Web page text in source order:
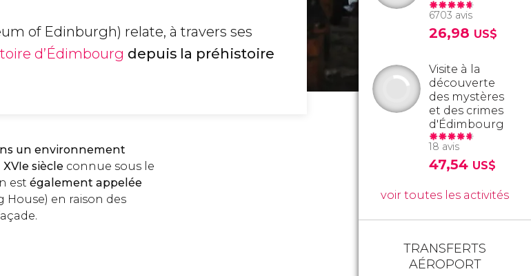
of Edinburgh) relate, à travers ses
d’Édimbourg depuis la préhistoire
un environnement
siècle connue sous le
est également appelée
House) en raison des
6703 avis
26,98 US$
Visite à la
découverte
des mystères
et des crimes
d'Édimbourg
18 avis
47,54 US$
voir toutes les activités
TRANSFERTS
AÉROPORT